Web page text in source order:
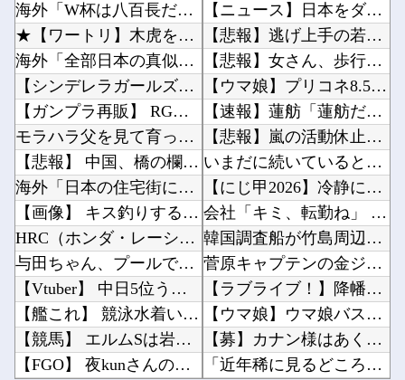
海外「W杯は八百長だった」FIFA会長支持を表明したサッカー協会に海外大騒ぎ！（海外の反応...
★【ワートリ】木虎をよく見たのでこの子がメインヒロインだと思ってたら、はじめて読んだとき違...
海外「全部日本の真似だったのか…」 日本の普通のテレビ番組が最新SNSの数十年先を行ってい...
【シンデレラガールズ】 百鬼夜行をテーマとしたPOP UP SHOPが東京・大阪にて開催
【ガンプラ再販】 RG「ストライクフリーダムガンダム ディアクティブモード」ほか【11時予...
モラハラ父を見て育ったせいで結婚に希望が持てない私。それなのに長男から結婚を急かされてしま...
【悲報】 中国、橋の欄干が強風一発で粉々に 鉄筋ゼロ 当局「接着剤でくっつけただけ」「正常...
海外「日本の住宅街にこんなレ●プ魔が潜んでるとかマジかよ…さすがHENTAIの国…」
【画像】 キス釣りするんや
HRC（ホンダ・レーシング）折原氏「以前のF1プロジェクトを経験した専門家を何人か呼び戻し...
与田ちゃん、プールで泳いでる姿を公開！！！【元乃木坂46】
【Vtuber】 中日5位うおおおおおおおおおおおおおおおお
【艦これ】 競泳水着いんのかよ
【競馬】 エルムSは岩田望騎乗のルクソールカフェがV
【FGO】 夜kunさんのモルガンイラスト！！ 蝶の羽好きです！
【ニュース】日本をダメにした総理大臣、ワースト１位が同点でこの人ｗｗｗｗｗｗ他
【悲報】逃げ上手の若君、2期放映中なのに全く話題にならない他
【悲報】女さん、歩行者を轢いた挙句、道路に倒れてどえらいことになってしまうw w w w ...
【ウマ娘】プリコネ8.5周年直前生放送にて、プリコネ×ウマ娘コラボの開催について告知が！？...
【速報】蓮舫「蓮舫だから叩いて良いという報道」 ネット「高市だから叩いて良いをやってるのが...
【悲報】嵐の活動休止の影響か…相葉雅紀のレコメンが9月いっぱいで終了へ他
いまだに続いていると聞いてビビる漫画「ながされて藍蘭島」「咲」「らき☆すた」他
【にじ甲2026】冷静に考えるとなんだこのえっっっな格好は…？他
会社「キミ、転勤ね」 男性社員「なら辞めますわ」 → 凄いことになるｗｗｗｗｗｗ他
韓国調査船が竹島周辺の日本EEZ内で調査か、ワイヤのようなもの海中に投入…外務省が抗議！他
菅原キャプテンの金ジャージｷﾀ━(ﾟ∀ﾟ)━!【乃木坂46】他
【ラブライブ！】降幡愛さんがドッキリGPに出演！！！！他
【ウマ娘】ウマ娘バストTOP20他
【募】カナン様はあくまでチョロいでエッチしたいキャラ【画像】他
「近年稀に見るどころの話じゃないぞ」と台風15号の予想進路に困惑する人が多数、偏西風が全く...